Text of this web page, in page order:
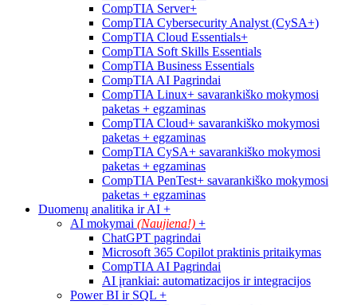
CompTIA Server+
CompTIA Cybersecurity Analyst (CySA+)
CompTIA Cloud Essentials+
CompTIA Soft Skills Essentials
CompTIA Business Essentials
CompTIA AI Pagrindai
CompTIA Linux+ savarankiško mokymosi
paketas + egzaminas
CompTIA Cloud+ savarankiško mokymosi
paketas + egzaminas
CompTIA CySA+ savarankiško mokymosi
paketas + egzaminas
CompTIA PenTest+ savarankiško mokymosi
paketas + egzaminas
Duomenų analitika ir AI +
AI mokymai (Naujiena!) +
ChatGPT pagrindai
Microsoft 365 Copilot praktinis pritaikymas
CompTIA AI Pagrindai
AI įrankiai: automatizacijos ir integracijos
Power BI ir SQL +